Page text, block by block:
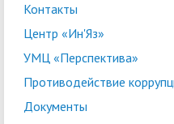
Контакты
Центр «Ин'Яз»
УМЦ «Перспектива»
Противодействие
Документы